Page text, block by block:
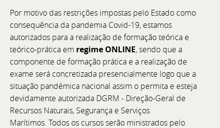
De 8 a 13 de setembro, visite a Bellini Yacht, Greenline
Yachts e Joker Boat com o acompanhamento
exclusivo da equipa BoatCenter.
Por motivo das restrições impostas pelo Estado como
consequência da pandemia Covid-19, estamos
autorizados para a realização de formação teórica e
teórico-prática em regime ONLINE, sendo que a
componente de formação prática e a realização de
exame será concretizada presencialmente logo que a
situação pandémica nacional assim o permita e esteja
devidamente autorizada DGRM - Direção-Geral de
Recursos Naturais, Segurança e Serviços
Marítimos. Todos os cursos serão ministrados pelo